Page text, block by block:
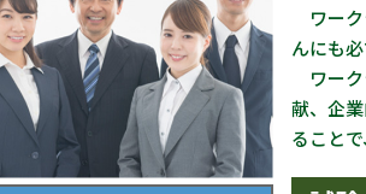
ワー
んにも
ワー
献、企
ること